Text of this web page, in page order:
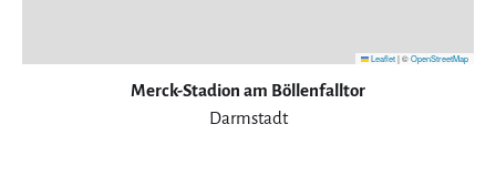
Leaflet|©OpenStreetMap
Merck-Stadion am Böllenfalltor
Darmstadt